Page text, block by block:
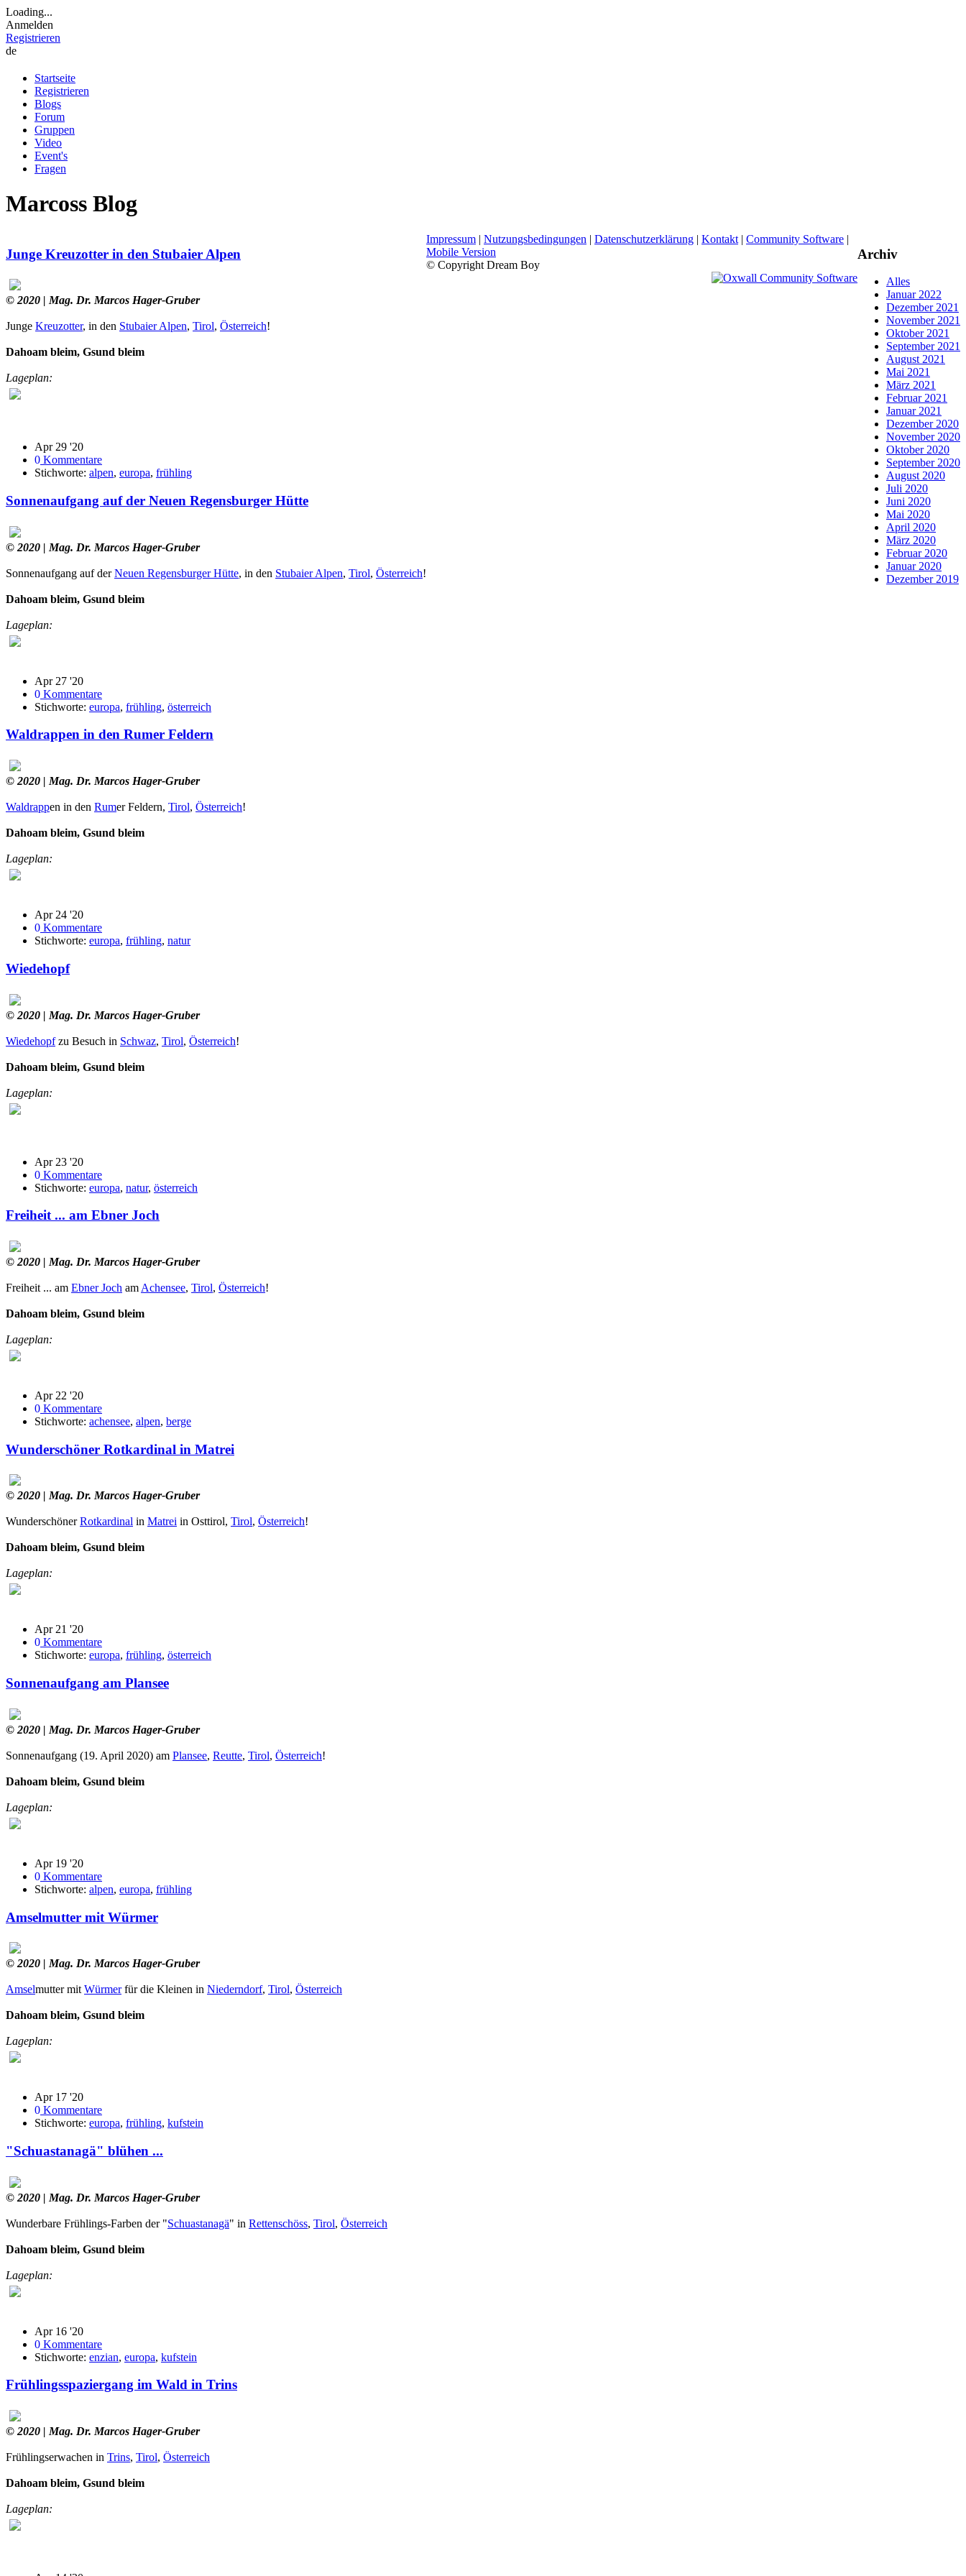
Loading...
Anmelden
Registrieren
de
Startseite
Registrieren
Blogs
Forum
Gruppen
Video
Event's
Fragen
Marcoss Blog
Junge Kreuzotter in den Stubaier Alpen
© 2020 | Mag. Dr. Marcos Hager-Gruber
Junge Kreuzotter, in den Stubaier Alpen, Tirol, Österreich!
Dahoam bleim, Gsund bleim
Lageplan:
Apr 29 '20
0 Kommentare
Stichworte: alpen, europa, frühling
Sonnenaufgang auf der Neuen Regensburger Hütte
© 2020 | Mag. Dr. Marcos Hager-Gruber
Sonnenaufgang auf derNeuen Regensburger Hütte, in den Stubaier Alpen, Tirol, Österreich!
Dahoam bleim, Gsund bleim
Lageplan:
Apr 27 '20
0 Kommentare
Stichworte: europa, frühling, österreich
Waldrappen in den Rumer Feldern
© 2020 | Mag. Dr. Marcos Hager-Gruber
Waldrappen in den Rumer Feldern, Tirol, Österreich!
Dahoam bleim, Gsund bleim
Lageplan:
Apr 24 '20
0 Kommentare
Stichworte: europa, frühling, natur
Wiedehopf
© 2020 | Mag. Dr. Marcos Hager-Gruber
Wiedehopfzu Besuch in Schwaz, Tirol, Österreich!
Dahoam bleim, Gsund bleim
Lageplan:
Apr 23 '20
0 Kommentare
Stichworte: europa, natur, österreich
Freiheit ... am Ebner Joch
© 2020 | Mag. Dr. Marcos Hager-Gruber
Freiheit ... am Ebner Joch am Achensee, Tirol, Österreich!
Dahoam bleim, Gsund bleim
Lageplan:
Apr 22 '20
0 Kommentare
Stichworte: achensee, alpen, berge
Wunderschöner Rotkardinal in Matrei
© 2020 | Mag. Dr. Marcos Hager-Gruber
WunderschönerRotkardinal in Matrei in Osttirol, Tirol, Österreich!
Dahoam bleim, Gsund bleim
Lageplan:
Apr 21 '20
0 Kommentare
Stichworte: europa, frühling, österreich
Sonnenaufgang am Plansee
© 2020 | Mag. Dr. Marcos Hager-Gruber
Sonnenaufgang (19. April 2020) am Plansee, Reutte, Tirol, Österreich!
Dahoam bleim, Gsund bleim
Lageplan:
Apr 19 '20
0 Kommentare
Stichworte: alpen, europa, frühling
Amselmutter mit Würmer
© 2020 | Mag. Dr. Marcos Hager-Gruber
Amselmutter mit Würmerfür die Kleinen in Niederndorf, Tirol, Österreich
Dahoam bleim, Gsund bleim
Lageplan:
Apr 17 '20
0 Kommentare
Stichworte: europa, frühling, kufstein
"Schuastanagä" blühen ...
© 2020 | Mag. Dr. Marcos Hager-Gruber
Wunderbare Frühlings-Farben der "Schuastanagä" in Rettenschöss, Tirol, Österreich
Dahoam bleim, Gsund bleim
Lageplan:
Apr 16 '20
0 Kommentare
Stichworte: enzian, europa, kufstein
Frühlingsspaziergang im Wald in Trins
© 2020 | Mag. Dr. Marcos Hager-Gruber
Frühlingserwachen in Trins, Tirol, Österreich
Dahoam bleim, Gsund bleim
Lageplan:
Archiv
Alles
Januar 2022
Dezember 2021
November 2021
Oktober 2021
September 2021
August 2021
Mai 2021
März 2021
Februar 2021
Januar 2021
Dezember 2020
November 2020
Oktober 2020
September 2020
August 2020
Juli 2020
Juni 2020
Mai 2020
April 2020
März 2020
Februar 2020
Januar 2020
Dezember 2019
Impressum | Nutzungsbedingungen | Datenschutzerklärung | Kontakt | Community Software |
Mobile Version
© Copyright Dream Boy